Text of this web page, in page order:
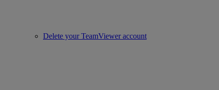
Delete your TeamViewer account